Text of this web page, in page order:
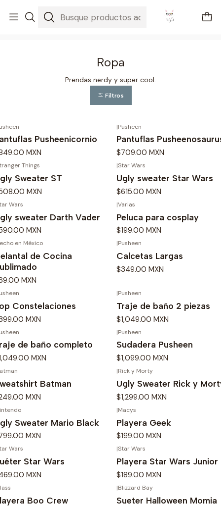
🚐 Envíos Nacionales gratis en compras mayores a $2100
Ropa
Prendas nerdy y super cool.
Filtros
Pusheenicornio
MXN
|Pusheen
Pantuflas
$709.00 MXN
Things
Sweater ST
MXN
|Star Wars
Ugly sweater Star Wars
$615.00 MXN
Wars
sweater Darth Vader
MXN
|Varias
Peluca para cosplay
$199.00 MXN
en México
de Cocina
MXN
|Pusheen
Calcetas Largas
$349.00 MXN
Constelaciones
MXN
|Pusheen
Traje de baño 2 piezas
$1,049.00 MXN
de baño completo
MXN
|Pusheen
Sudadera Pusheen
$1,099.00 MXN
Batman
MXN
|Rick y Morty
Ugly Sweater Rick y
$1,299.00 MXN
Sweater Mario Black
MXN
|Macys
Playera Geek
$199.00 MXN
Wars
Star Wars
MXN
|Star Wars
Playera Star Wars Junior
$189.00 MXN
Boo Crew
|Blizzard Bay
Sueter Halloween Momia